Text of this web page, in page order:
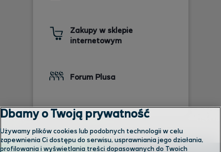
Zakupy w sklepie
internetowym
Forum Plusa
Dbamy o Twoją prywatność
Używamy plików cookies lub podobnych technologii w celu
zapewnienia Ci dostępu do serwisu, usprawniania jego działania,
profilowania i wyświetlania treści dopasowanych do Twoich